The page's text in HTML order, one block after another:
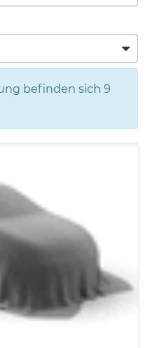
befinden sich 9